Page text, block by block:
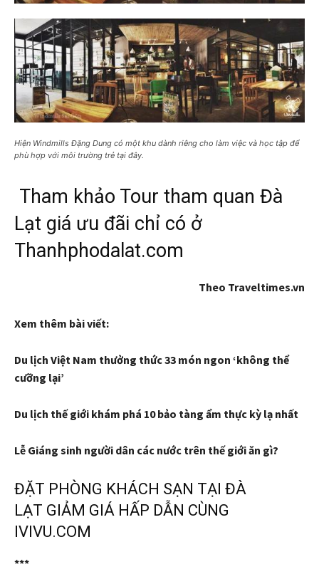
Hiện Windmills Đặng Dung có một khu dành riêng cho làm việc và học tập để
phù hợp với môi trường trẻ tại đây.
Tham khảo Tour tham quan Đà
Lạt giá ưu đãi chỉ có ở
Thanhphodalat.com
Theo Traveltimes.vn
Xem thêm bài viết:
Du lịch Việt Nam thưởng thức 33 món ngon ‘không thể
cưỡng lại’
Du lịch thế giới khám phá 10 bảo tàng ẩm thực kỳ lạ nhất
Lễ Giáng sinh người dân các nước trên thế giới ăn gì?
ĐẶT PHÒNG KHÁCH SẠN TẠI ĐÀ
LẠT GIẢM GIÁ HẤP DẪN CÙNG
IVIVU.COM
***